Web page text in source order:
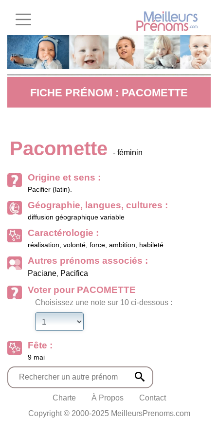
FICHE PRÉNOM : PACOMETTE
Pacomette - féminin
Origine et sens :
Pacifier (latin).
Géographie, langues, cultures :
diffusion géographique variable
Caractérologie :
réalisation, volonté, force, ambition, habileté
Autres prénoms associés :
Paciane, Pacifica
Voter pour PACOMETTE
Choisissez une note sur 10 ci-dessous :
Fête :
9 mai
Charte À Propos
Contact
Copyright © 2000-2025 MeilleursPrenoms.com